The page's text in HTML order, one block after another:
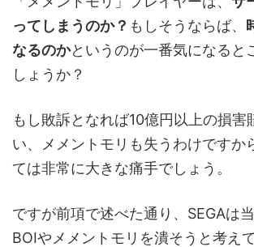
ってしまうのか？ もしそうならば、
なるのかというのが一番気になると
しょうか？
もし敗訴となれば10億円以上の損害
い、メメントモリも失うわけですか
ては非常に大きな痛手でしょう。
ですが前項で述べた通り、SEGAは
BOIやメメントモリを潰そうと考え